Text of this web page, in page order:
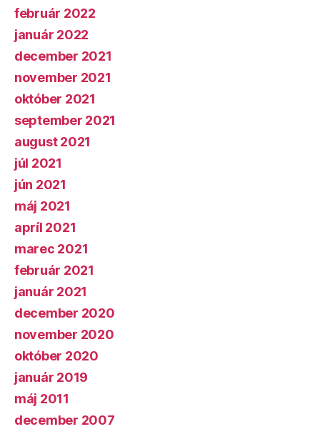
február 2022
január 2022
december 2021
november 2021
október 2021
september 2021
august 2021
júl 2021
jún 2021
máj 2021
apríl 2021
marec 2021
február 2021
január 2021
december 2020
november 2020
október 2020
január 2019
máj 2011
december 2007